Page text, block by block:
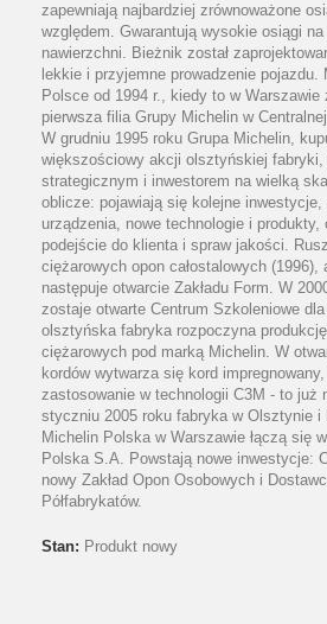
zapewniają najbardziej zrównoważone
względem. Gwarantują wysokie osiągi
nawierzchni. Bieżnik został
lekkie i przyjemne prowadzenie
Polsce od 1994 r., kiedy to w Warszawie
pierwsza filia Grupy Michelin w
W grudniu 1995 roku Grupa Michelin,
większościowy akcji olsztyńskiej fabryki,
strategicznym i inwestorem na wielką
oblicze: pojawiają się kolejne
urządzenia, nowe technologie i produkty,
podejście do klienta i spraw jakości.
ciężarowych opon całostalowych (1996),
następuje otwarcie Zakładu Form. W
zostaje otwarte Centrum Szkoleniowe
olsztyńska fabryka rozpoczyna
ciężarowych pod marką Michelin. W
kordów wytwarza się kord
zastosowanie w technologii C3M - to już
styczniu 2005 roku fabryka w Olsztynie i
Michelin Polska w Warszawie łączą się
Polska S.A. Powstają nowe inwestycje:
nowy Zakład Opon Osobowych i
Półfabrykatów.
Stan: Produkt nowy